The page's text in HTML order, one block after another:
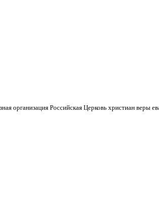
организация Российская Церковь христиан веры